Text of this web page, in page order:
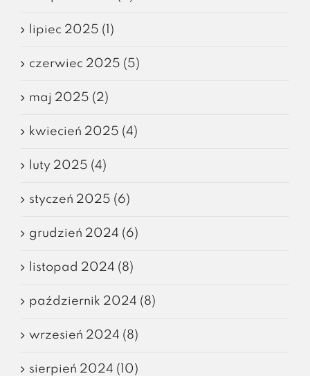
lipiec 2025 (1)
czerwiec 2025 (5)
maj 2025 (2)
kwiecień 2025 (4)
luty 2025 (4)
styczeń 2025 (6)
grudzień 2024 (6)
listopad 2024 (8)
październik 2024 (8)
wrzesień 2024 (8)
sierpień 2024 (10)